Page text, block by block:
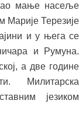
мање насеље
Марије Терезије
и у њега се
и Румуна.
а две године
Милитарска
језиком